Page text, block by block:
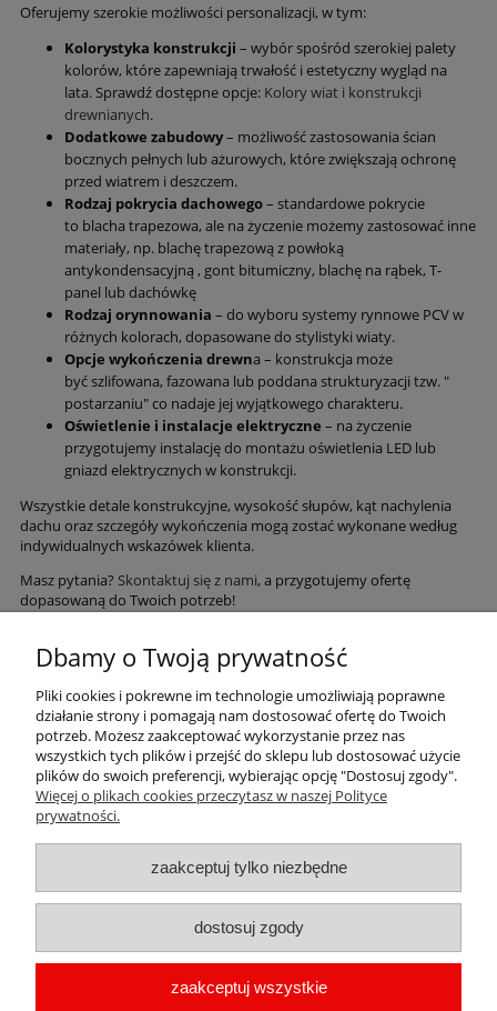
Oferujemy szerokie możliwości personalizacji, w tym:
Kolorystyka konstrukcji – wybór spośród szerokiej palety
kolorów, które zapewniają trwałość i estetyczny wygląd na
lata. Sprawdź dostępne opcje: Kolory wiat i konstrukcji
drewnianych.
Dodatkowe zabudowy– możliwość zastosowania ścian
bocznych pełnych lub ażurowych, które zwiększają ochronę
przed wiatrem i deszczem.
Rodzaj pokrycia dachowego– standardowe pokrycie
to blacha trapezowa, ale na życzenie możemy zastosować inne
materiały, np. blachę trapezową z powłoką
antykondensacyjną , gont bitumiczny, blachę na rąbek, T-
panel lub dachówkę
Rodzaj orynnowania – do wyboru systemy rynnowe PCV w
różnych kolorach, dopasowane do stylistyki wiaty.
Opcje wykończenia drewna – konstrukcja może
być szlifowana, fazowana lub poddana strukturyzacji tzw. "
postarzaniu" co nadaje jej wyjątkowego charakteru.
Oświetlenie i instalacje elektryczne – na życzenie
przygotujemy instalację do montażu oświetlenia LED lub
gniazd elektrycznych w konstrukcji.
Wszystkie detale konstrukcyjne, wysokość słupów, kąt nachylenia
dachu oraz szczegóły wykończenia mogą zostać wykonane według
indywidualnych wskazówek klienta.
Masz pytania? Skontaktuj się z nami, a przygotujemy ofertę
dopasowaną do Twoich potrzeb!
Skorzystaj z wygodnych metod płatności
Informacje
Kontakt
Dbamy o Twoją prywatność
Pliki cookies i pokrewne im technologie umożliwiają poprawne
działanie strony i pomagają nam dostosować ofertę do Twoich
potrzeb. Możesz zaakceptować wykorzystanie przez nas
wszystkich tych plików i przejść do sklepu lub dostosować użycie
plików do swoich preferencji, wybierając opcję "Dostosuj zgody".
Więcej o plikach cookies przeczytasz w naszej Polityce
prywatności.
zaakceptuj tylko niezbędne
dostosuj zgody
zaakceptuj wszystkie